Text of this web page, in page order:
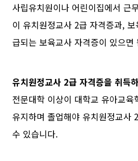
사립유치원이나 어린이집에서 근
이 유치원정교사 2급 자격증과,
급되는 보육교사 자격증이 있으면
유치원정교사 2급 자격증을 취득
전문대학 이상이 대학교 유아교육
유지하며 졸업해야 유치원정교사
수 있습니다.